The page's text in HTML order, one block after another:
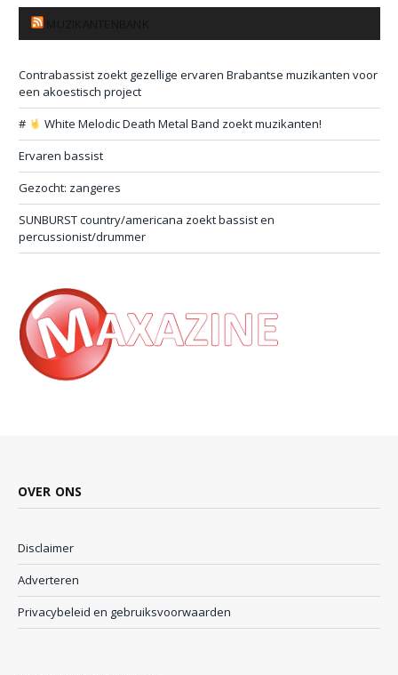
Contrabassist zoekt gezellige ervaren Brabantse muzikanten voor
een akoestisch project
#
White Melodic Death Metal Band zoekt muzikanten!
Ervaren bassist
Gezocht: zangeres
SUNBURST country/americana zoekt bassist en
percussionist/drummer
OVER ONS
Disclaimer
Adverteren
Privacybeleid en gebruiksvoorwaarden